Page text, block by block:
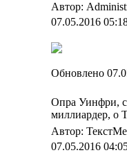
Автор:
07.05.2016
Обновлено
Опра Уинфри,
миллиардер, о
Автор:
07.05.2016